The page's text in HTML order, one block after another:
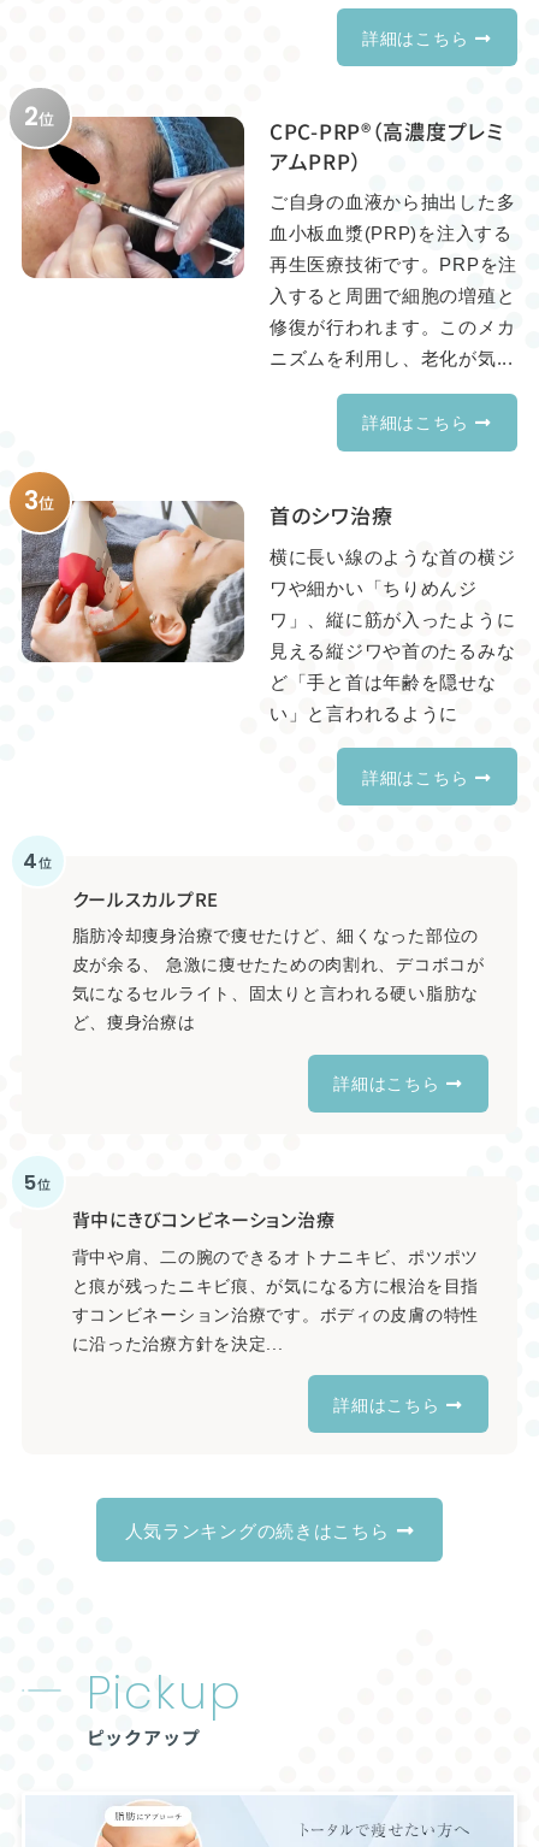
詳細はこちら
2位
CPC-PRP®（高濃度プレミ
アムPRP）
ご自身の血液から抽出した多
血小板血漿(PRP)を注入する
再生医療技術です。PRPを注
入すると周囲で細胞の増殖と
修復が行われます。このメカ
ニズムを利用し、老化が気...
詳細はこちら
3位 首のシワ治療
横に長い線のような首の横ジ
ワや細かい「ちりめんジ
ワ」、縦に筋が入ったように
見える縦ジワや首のたるみな
ど「手と首は年齢を隠せな
い」と言われるように
詳細はこちら
4位
クールスカルプRE
脂肪冷却痩身治療で痩せたけど、細くなった部位の
皮が余る、 急激に痩せたための肉割れ、デコボコが
気になるセルライト、固太りと言われる硬い脂肪な
ど、痩身治療は
詳細はこちら
5位
背中にきびコンビネーション治療
背中や肩、二の腕のできるオトナニキビ、ポツポツ
と痕が残ったニキビ痕、が気になる方に根治を目指
すコンビネーション治療です。ボディの皮膚の特性
に沿った治療方針を決定...
詳細はこちら
人気ランキングの続きはこちら
Pickup
ピックアップ